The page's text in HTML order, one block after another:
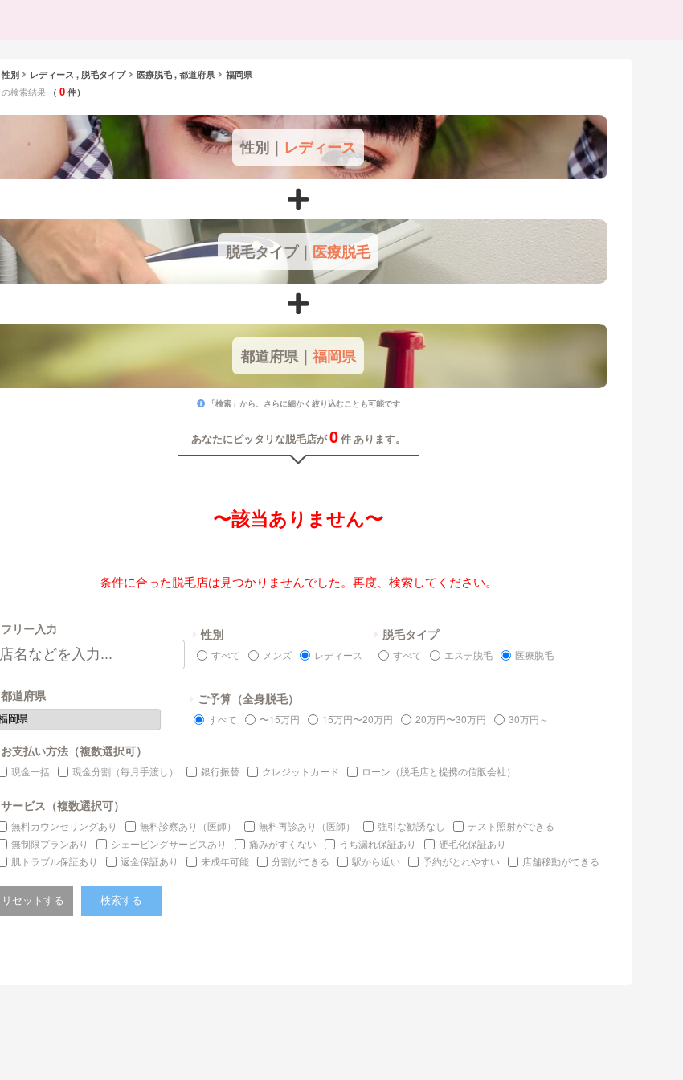
性別 レディース , 脱毛タイプ 医療脱毛 , 都道府県 福岡県
の検索結果 （ 0件）
性別｜ レディース
脱毛タイプ｜ 医療脱毛
都道府県｜ 福岡県
「検索」から、さらに細かく絞り込むことも可能です
あなたにピッタリな脱毛店が0件 あります。
〜該当ありません〜
条件に合った脱毛店は見つかりませんでした。再度、検索してください。
フリー入力 性別
すべて メンズ レディース
脱毛タイプ
すべて エステ脱毛 医療脱毛
都道府県 ご予算（全身脱毛）
すべて 〜15万円 15万円〜20万円 20万円〜30万円 30万円～
お支払い方法（複数選択可）
現金一括 現金分割（毎月手渡し） 銀行振替 クレジットカード ローン（脱毛店と提携の信販会社）
サービス（複数選択可）
無料カウンセリングあり 無料診察あり（医師） 無料再診あり（医師） 強引な勧誘なし
テスト照射ができる
無制限プランあり
シェービングサービスあり 痛みがすくない うち漏れ保証あり
硬毛化保証あり
肌トラブル保証あり
返金保証あり 未成年可能 分割ができる 駅から近い 予約がとれやすい 店舗移動ができる